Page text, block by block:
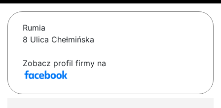
Rumia
8 Ulica Chełmińska
Zobacz profil firmy na